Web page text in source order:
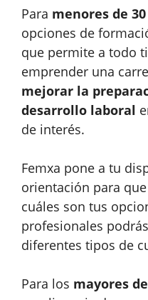
Para menores de
opciones de
que permite a todo
emprender una
mejorar la
desarrollo laboral
de interés.
Femxa pone a tu
orientación para
cuáles son tus
profesionales
diferentes tipos de
Para los mayores